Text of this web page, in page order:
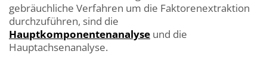
gebräuchliche Verfahren um die Faktorenextraktion
durchzuführen, sind die
Hauptkomponentenanalyse und die
Hauptachsenanalyse.